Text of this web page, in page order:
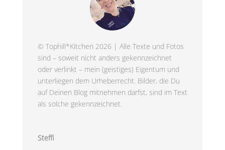
© Tophill*Kitchen 2026 | Alle Texte und Fotos
sind – soweit nicht anders gekennzeichnet
oder verlinkt – mein (geistiges) Eigentum und
unterliegen dem Urheberrecht. Bilder, die Du
auf Deinen Blog mitnehmen darfst, sind im Text
als solche gekennzeichnet.
Steffi